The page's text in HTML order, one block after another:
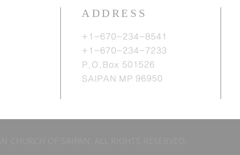
ADDRESS
+1-670-234-8541
+1-670-234-7233
P.O.Box 501526
SAIPAN MP 96950​